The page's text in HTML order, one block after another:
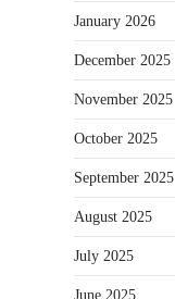
January 2026
December 2025
November 2025
October 2025
September 2025
August 2025
July 2025
June 2025